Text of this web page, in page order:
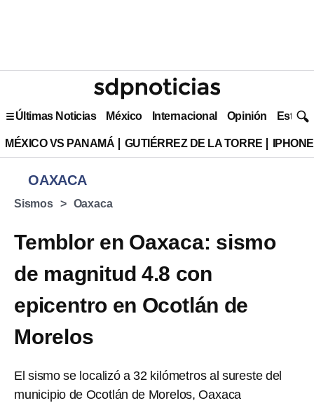
Últimas Noticias México Internacional Opinión Estilo
MÉXICO VS PANAMÁ GUTIÉRREZ DE LA TORRE
OAXACA
Sismos Oaxaca
Temblor en Oaxaca: sismo
de magnitud 4.8 con
epicentro en Ocotlán de
Morelos
El sismo se localizó a 32 kilómetros al sureste del
municipio de Ocotlán de Morelos, Oaxaca